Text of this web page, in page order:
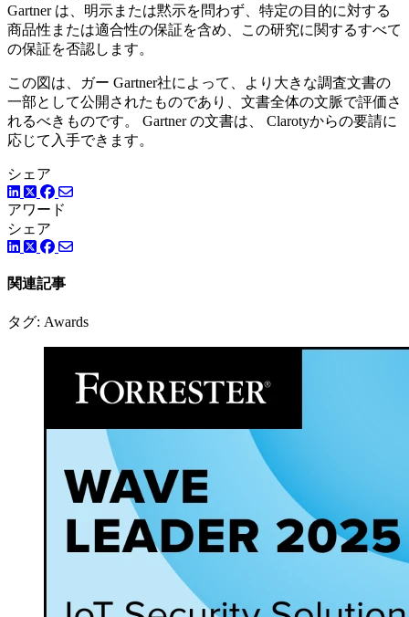
Gartner は、明示または黙示を問わず、特定の目的に対する
商品性または適合性の保証を含め、この研究に関するすべて
の保証を否認します。
この図は、ガー Gartner社によって、より大きな調査文書の
一部として公開されたものであり、文書全体の文脈で評価さ
れるべきものです。 Gartner の文書は、 Clarotyからの要請に
応じて入手できます。
シェア
LinkedIn
ツイッター
Facebook
アワード
シェア
LinkedIn
ツイッター
Facebook
関連記事
タグ: Awards